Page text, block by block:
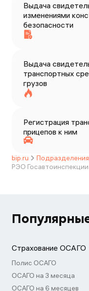
Выдача
изменениями
безопасности
Выдача
транспортных
грузов
Регистрация
прицепов к ним
bip.ru
Страхование ОСАГО
Полис ОСАГО
ОСАГО на 3 месяца
ОСАГО на 6 месяцев